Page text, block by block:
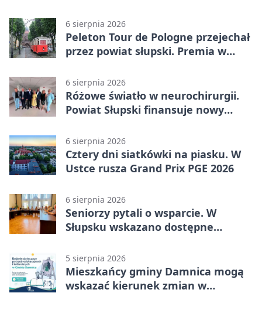
6 sierpnia 2026
Peleton Tour de Pologne przejechał
przez powiat słupski. Premia w
6 sierpnia 2026
Różowe światło w neurochirurgii.
Powiat Słupski finansuje nowy
6 sierpnia 2026
Cztery dni siatkówki na piasku. W
Ustce rusza Grand Prix PGE 2026
6 sierpnia 2026
Seniorzy pytali o wsparcie. W
Słupsku wskazano dostępne
5 sierpnia 2026
Mieszkańcy gminy Damnica mogą
wskazać kierunek zmian w